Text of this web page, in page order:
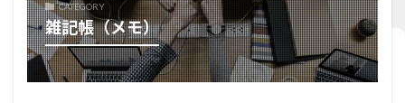
CATEGORY
雑記帳（メモ）